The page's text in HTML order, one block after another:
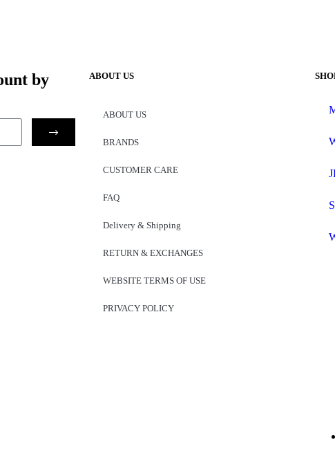
by
ABOUT US
ABOUT US
BRANDS
CUSTOMER CARE
FAQ
Delivery & Shipping
RETURN & EXCHANGES
WEBSITE TERMS OF USE
PRIVACY POLICY